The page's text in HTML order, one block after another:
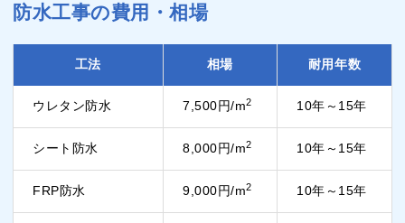
防水工事の費用・相場
工法 相場 耐用年数
ウレタン防水 7,500円/m2 10年～15年
シート防水 8,000円/m2 10年～15年
FRP防水 9,000円/m2 10年～15年